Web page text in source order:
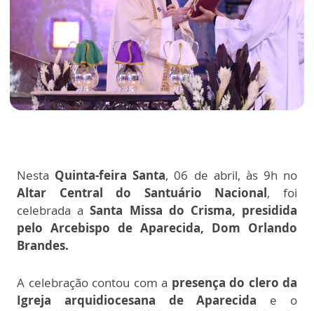
Nesta Quinta-feira Santa, 06 de abril, às 9h no
Altar Central do Santuário Nacional, foi
celebrada aSanta Missa do Crisma, presidida
pelo Arcebispo de Aparecida, Dom Orlando
Brandes.
A celebração contou com a presença do clero da
Igreja arquidiocesana de Aparecida e o